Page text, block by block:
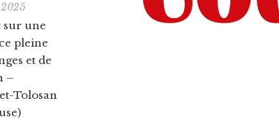
sur une
pleine
et de
–
Tolosan